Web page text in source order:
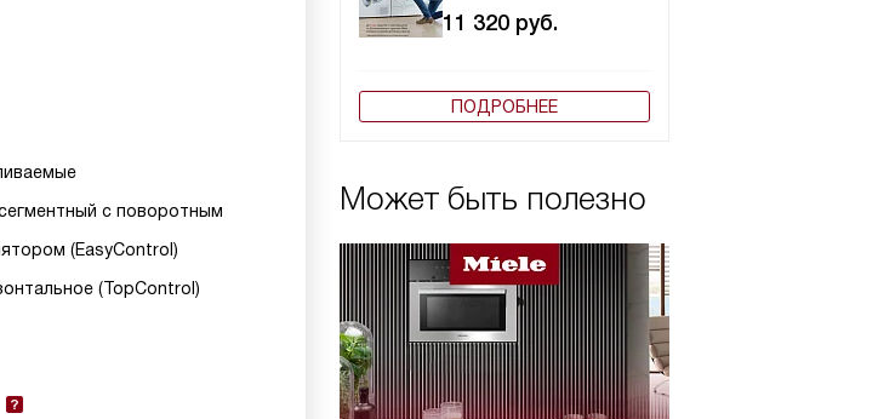
11 320 руб.
ПОДРОБНЕЕ
Может быть полезно
с поворотным
(EasyControl)
(TopControl)